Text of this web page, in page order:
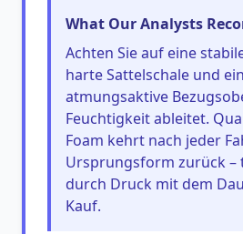
What Our Analysts
Achten Sie auf eine
harte Sattelschale und
atmungsaktive
Feuchtigkeit ableitet.
Foam kehrt nach jeder
Ursprungsform zurück –
durch Druck mit dem
Kauf.